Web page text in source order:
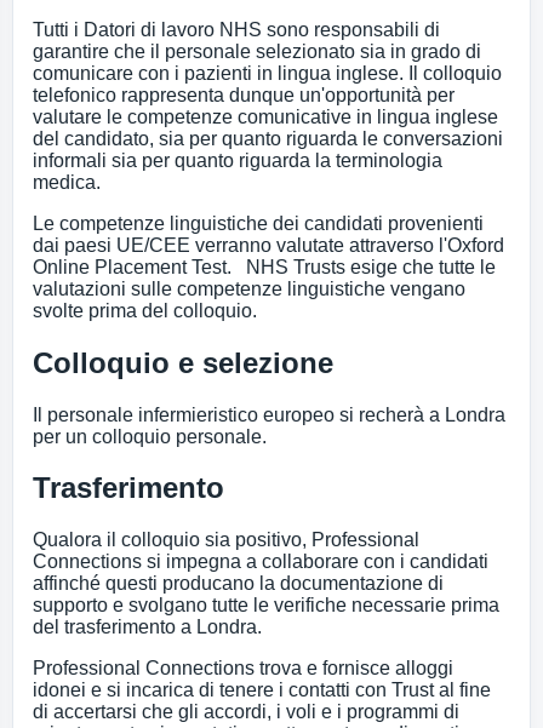
Tutti i Datori di lavoro NHS sono responsabili di
garantire che il personale selezionato sia in grado di
comunicare con i pazienti in lingua inglese. Il colloquio
telefonico rappresenta dunque un'opportunità per
valutare le competenze comunicative in lingua inglese
del candidato, sia per quanto riguarda le conversazioni
informali sia per quanto riguarda la terminologia
medica.
Le competenze linguistiche dei candidati provenienti
dai paesi UE/CEE verranno valutate attraverso l'Oxford
Online Placement Test. NHS Trusts esige che tutte le
valutazioni sulle competenze linguistiche vengano
svolte prima del colloquio.
Colloquio e selezione
Il personale infermieristico europeo si recherà a Londra
per un colloquio personale.
Trasferimento
Qualora il colloquio sia positivo, Professional
Connections si impegna a collaborare con i candidati
affinché questi producano la documentazione di
supporto e svolgano tutte le verifiche necessarie prima
del trasferimento a Londra.
Professional Connections trova e fornisce alloggi
idonei e si incarica di tenere i contatti con Trust al fine
di accertarsi che gli accordi, i voli e i programmi di